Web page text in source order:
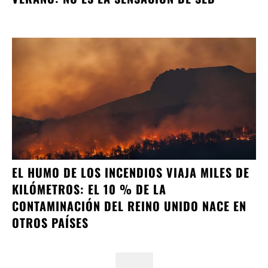
EL HUMO DE LOS INCENDIOS VIAJA MILES DE
KILÓMETROS: EL 10 % DE LA
CONTAMINACIÓN DEL REINO UNIDO NACE EN
OTROS PAÍSES